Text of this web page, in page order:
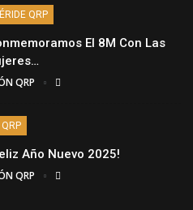
QRP
El 8M Con Las
QRP
QRP
Año Nuevo 2025!
QRP